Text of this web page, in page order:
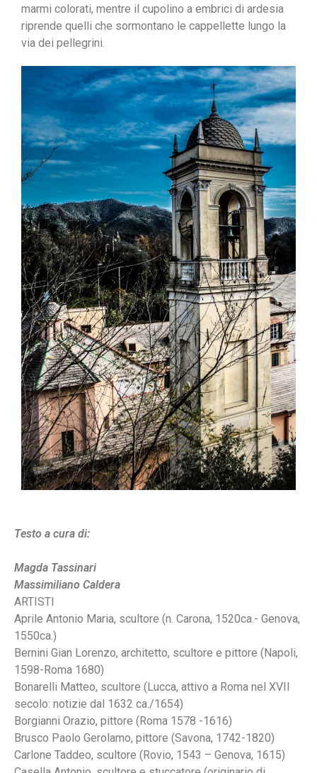
marmi colorati, mentre il cupolino a embrici di ardesia
riprende quelli che sormontano le cappellette lungo la
via dei pellegrini.
Testo a cura di:
Magda Tassinari
Massimiliano Caldera
ARTISTI
Aprile Antonio Maria, scultore (n. Carona, 1520ca.- Genova,
1550ca.)
Bernini Gian Lorenzo, architetto, scultore e pittore (Napoli,
1598-Roma 1680)
Bonarelli Matteo, scultore (Lucca, attivo a Roma nel XVII
secolo: notizie dal 1632 ca./1654)
Borgianni Orazio, pittore (Roma 1578 -1616)
Brusco Paolo Gerolamo, pittore (Savona, 1742-1820)
Carlone Taddeo, scultore (Rovio, 1543 – Genova, 1615)